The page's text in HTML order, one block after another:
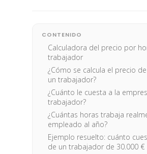
CONTENIDO
Calculadora del precio por
trabajador
¿Cómo se calcula el precio
un trabajador?
¿Cuánto le cuesta a la
trabajador?
¿Cuántas horas trabaja
empleado al año?
Ejemplo resuelto: cuánto
de un trabajador de 30.000 €